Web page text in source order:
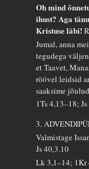
Oh mind
ihust? Aga
Kristuse läbi!
Jumal, anna
tegudega
et Taavet,
röövel leidsid
saaksime
1Ts 4,13–18;
3.
Valmistage
Js 40,3.10
Lk 3,1–14; 1Kr